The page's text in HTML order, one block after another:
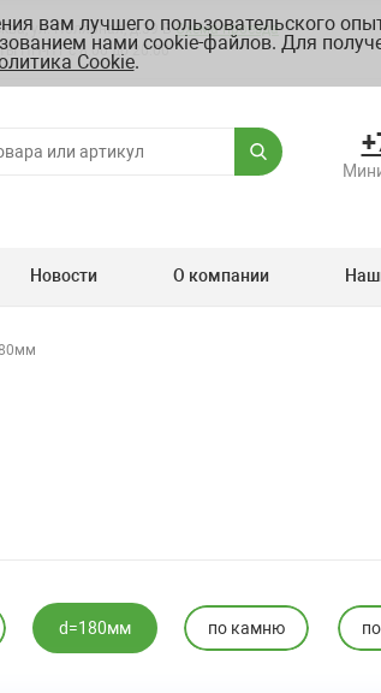
ул. Полярная, д.39 БСхема проезда
ПН-ПТ с 8.00 до 20.00
Новости О компании
d=180мм по камню
вам лучшего пользовательского
нами cookie-файлов. Для
Cookie.